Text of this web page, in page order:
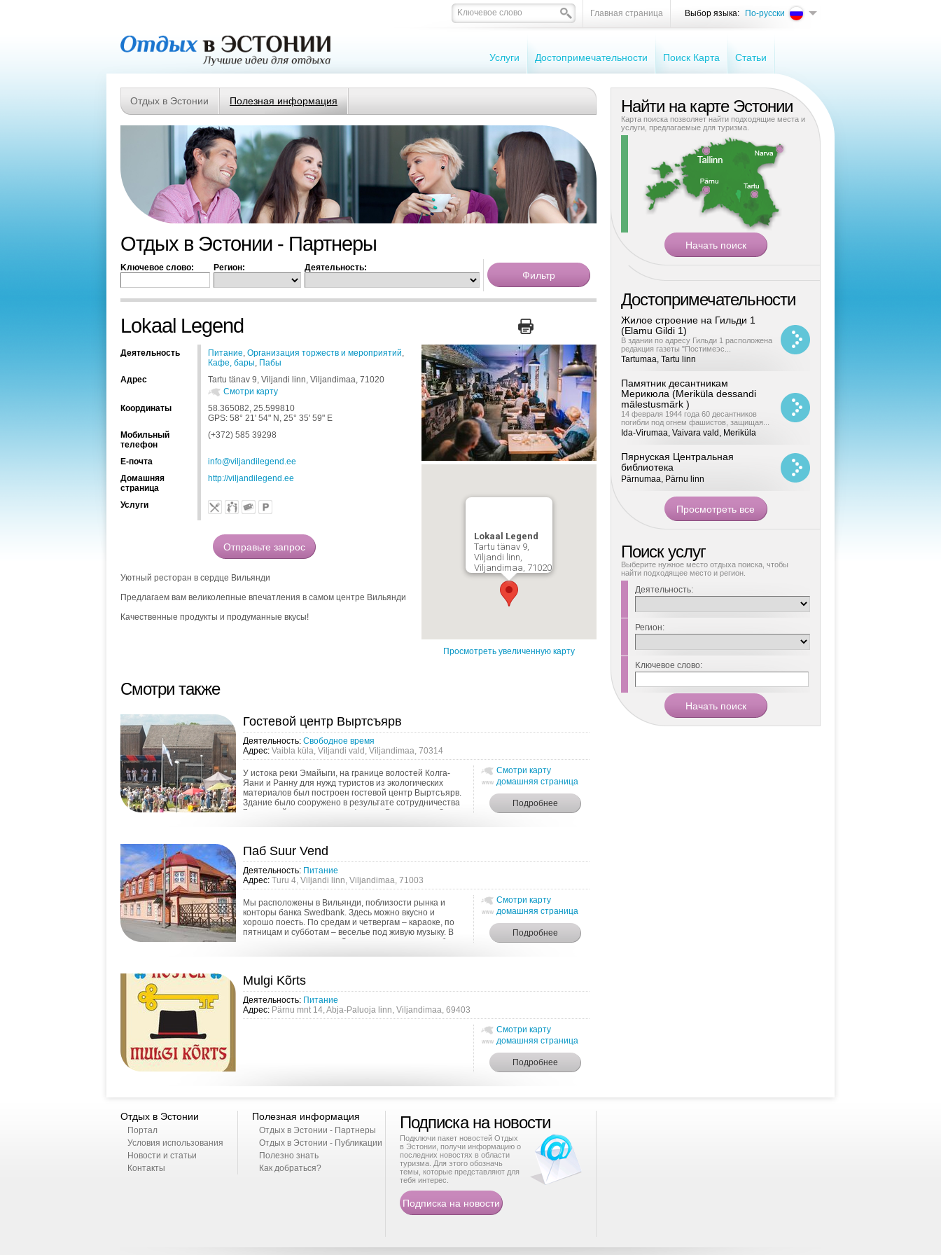
Главная страница Выбор языка: По-русски
Услуги Достопримечательности Поиск Карта Cтатьи
Отдых в Эстонии Полезная информация
Отдых в Эстонии - Партнеры
Kлючевое слово: Регион: Деятельность:
Lokaal Legend
Деятельность Питание, Организация торжеств и мероприятий,
Кафе, бары, Пабы
Адрес
Tartu tänav 9, Viljandi linn, Viljandimaa, 71020
Смотри карту
Координаты
58.365082, 25.599810
GPS: 58° 21' 54" N, 25° 35' 59" E
Мобильный
телефон
(+372) 585 39298
Е-почта
info@viljandilegend.ee
Домашняя
страница
http://viljandilegend.ee
Услуги
Уютный ресторан в сердце Вильянди
Предлагаем вам великолепные впечатления в самом центре Вильянди
Качественные продукты и продуманные вкусы!
Lokaal Legend
Tartu tänav 9,
Viljandi linn,
Viljandimaa, 71020
Просмотреть увеличенную карту
Смотри также
Гостевой центр Выртсъярв
Деятельность: Свободное время
Адрес: Vaibla küla, Viljandi vald, Viljandimaa, 70314
У истока реки Эмайыги, на границе волостей Колга-
Яани и Ранну для нужд туристов из экологических
материалов был построен гостевой центр Выртсъярв.
Здание было сооружено в результате сотрудничества
7 волостей и принадлежит фонду «Выртсъярв». Здесь
Смотри карту
домашняя страница
Паб Suur Vend
Деятельность: Питание
Адрес: Turu 4, Viljandi linn, Viljandimaa, 71003
Мы расположены в Вильянди, поблизости рынка и
конторы банка Swedbank. Здесь можно вкусно и
хорошо поесть. По средам и четвергам – караоке, по
пятницам и субботам – веселье под живую музыку. В
распоряжении маленькой компании – приватная баня
Смотри карту
домашняя страница
Mulgi Kõrts
Деятельность: Питание
Адрес: Pärnu mnt 14, Abja-Paluoja linn, Viljandimaa, 69403
Смотри карту
домашняя страница
Найти на карте Эстонии
Карта поиска позволяет найти подходящие места и
услуги, предлагаемые для туризма.
Достопримечательности
Жилое строение на Гильди 1
(Elamu Gildi 1)
В здании по адресу Гильди 1 расположена
редакция газеты "Постимеэс...
Tartumaa, Tartu linn
Памятник десантникам
Мерикюла (Meriküla dessandi
mälestusmärk )
14 февраля 1944 года 60 десантников
погибли под огнем фашистов, защищая...
Ida-Virumaa, Vaivara vald, Meriküla
Пярнуская Центральная
библиотека
Pärnumaa, Pärnu linn
Поиск услуг
Выберите нужное место отдыха поиска, чтобы
найти подходящее место и регион.
Деятельность:
Регион:
Kлючевое слово:
Отдых в Эстонии
Портал
Условия использования
Новости и статьи
Контакты
Полезная информация
Отдых в Эстонии - Партнеры
Отдых в Эстонии - Публикации
Полезно знать
Как добраться?
Подписка на новости
Подключи пакет новостей Отдых
в Эстонии, получи информацию о
последних новостях в области
туризма. Для этого обозначь
темы, которые представляют для
тебя интерес.